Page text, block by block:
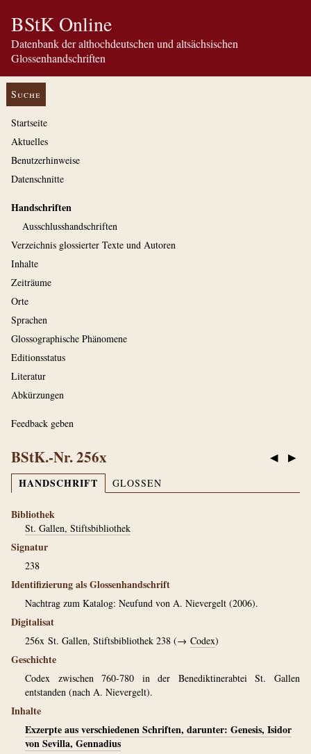
BStK Online
Datenbank der althochdeutschen und altsächsischen
Glossenhandschriften
Suche
Startseite
Aktuelles
Benutzerhinweise
Datenschnitte
Handschriften
Ausschluss­handschriften
Verzeichnis glossierter Texte und Autoren
Inhalte
Zeiträume
Orte
Sprachen
Glossographische Phänomene
Editionsstatus
Literatur
Abkürzungen
Feedback geben
◀ ▶
BStK.-Nr. 256x
HANDSCHRIFT GLOSSEN
Bibliothek
St. Gallen, Stiftsbibliothek
Signatur
238
Identifizierung als Glossenhandschrift
Nachtrag zum Katalog: Neufund von A. Nievergelt (2006).
Digitalisat
256x St. Gallen, Stiftsbibliothek 238 (→ Codex)
Geschichte
Codex zwischen 760-780 in der Benediktinerabtei St. Gallen
entstanden (nach A. Nievergelt).
Inhalte
Exzerpte aus verschiedenen Schriften, darunter: Genesis, Isidor
von Sevilla, Gennadius